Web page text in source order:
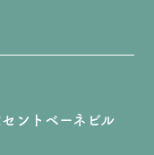
ントベーネビル